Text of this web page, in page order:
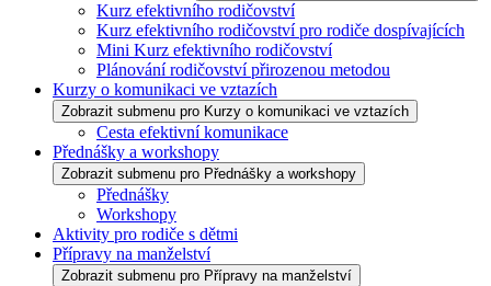
Kurz efektivního rodičovství
Kurz efektivního rodičovství pro rodiče dospívajících
Mini Kurz efektivního rodičovství
Plánování rodičovství přirozenou metodou
Kurzy o komunikaci ve vztazích
Zobrazit submenu pro Kurzy o komunikaci ve vztazích
Cesta efektivní komunikace
Přednášky a workshopy
Zobrazit submenu pro Přednášky a workshopy
Přednášky
Workshopy
Aktivity pro rodiče s dětmi
Přípravy na manželství
Zobrazit submenu pro Přípravy na manželství